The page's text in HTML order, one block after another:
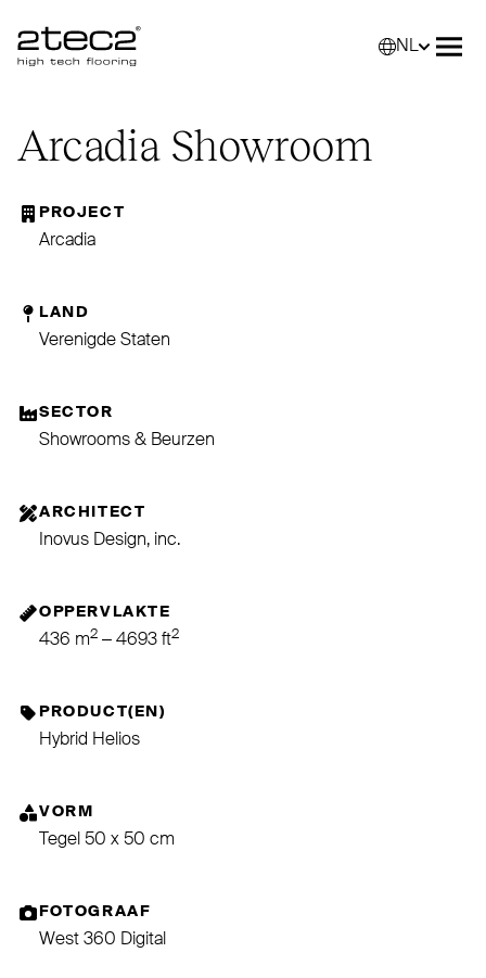
Primary
NL
Arcadia Showroom
PROJECT
Arcadia
LAND
Verenigde Staten
SECTOR
Showrooms & Beurzen
ARCHITECT
Inovus Design, inc.
OPPERVLAKTE
436 m2 – 4693 ft2
PRODUCT(EN)
Hybrid Helios
VORM
Tegel 50 x 50 cm
FOTOGRAAF
West 360 Digital